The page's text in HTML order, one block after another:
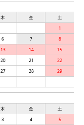
木 金
土
1
6 7
8
13 14
15
20 21
22
27 28
29
木 金
土
3 4
5